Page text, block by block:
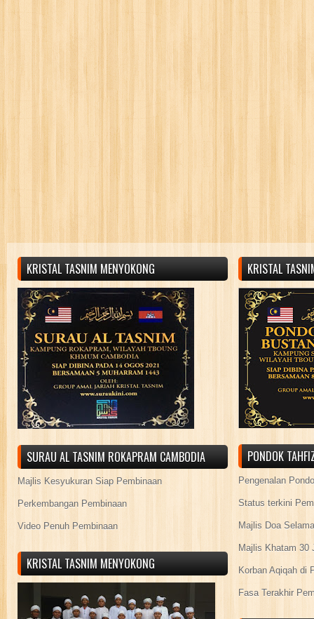
KRISTAL TASNIM MENYOKONG
SURAU AL TASNIM ROKAPRAM CAMBODIA
Majlis Kesyukuran Siap Pembinaan
Perkembangan Pembinaan
Video Penuh Pembinaan
KRISTAL TASNIM MENYOKONG
KRISTAL
PONDOK
Pengenalan
Status terkini
Majlis Doa
Majlis Khatam 30
Korban Aqiqah di
Fasa Terakhir